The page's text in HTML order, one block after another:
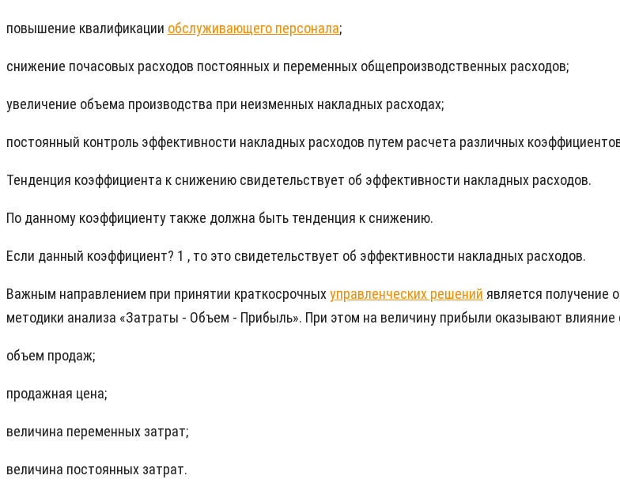
повышение квалификации обслуживающего персонала;
снижение почасовых расходов постоянных и переменных общепроизводственных расходов;
увеличение объема производства при неизменных накладных расходах;
постоянный контроль эффективности накладных расходов путем расчета различных
Тенденция коэффициента к снижению свидетельствует об эффективности накладных расходов.
По данному коэффициенту также должна быть тенденция к снижению.
Если данный коэффициент? 1 , то это свидетельствует об эффективности накладных расходов.
Важным направлением при принятии краткосрочныхуправленческих решений является получение
методики анализа «Затраты - Объем - Прибыль». При этом на величину прибыли оказывают
объем продаж;
продажная цена;
величина переменных затрат;
величина постоянных затрат.